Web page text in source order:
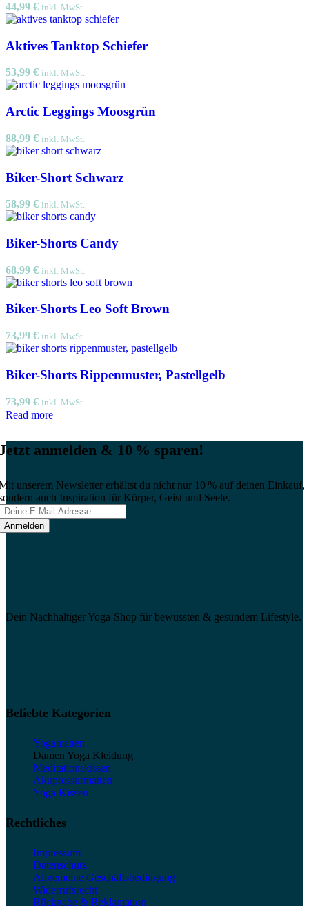
44,99 € inkl. MwSt.
Aktives Tanktop Schiefer
53,99 € inkl. MwSt.
Arctic Leggings Moosgrün
88,99 € inkl. MwSt.
Biker-Short Schwarz
58,99 € inkl. MwSt.
Biker-Shorts Candy
68,99 € inkl. MwSt.
Biker-Shorts Leo Soft Brown
73,99 € inkl. MwSt.
Biker-Shorts Rippenmuster, Pastellgelb
73,99 € inkl. MwSt.
Read more
anmelden & 10 % sparen!
unserem Newsletter erhältst du nicht nur 10 % auf deinen Einkauf,
auch Inspiration für Körper, Geist und Seele.
Dein Nachhaltiger Yoga-Shop für bewussten & gesundem Lifestyle.
Beliebte Kategorien
Yogamatten
Damen Yoga Kleidung
Meditationskissen
Akupressurmatten
Yoga Kissen
Rechtliches
Impressum
Datenschutz
Allgemeine Geschäftsbedingung
Widerrufsrecht
Rückgabe & Reklamation